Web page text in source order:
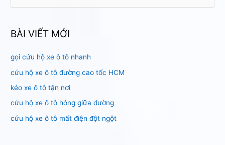
k
ế
m
:
BÀI VIẾT MỚI
gọi cứu hộ xe ô tô nhanh
cứu hộ xe ô tô đường cao tốc HCM
kéo xe ô tô tận nơi
cứu hộ xe ô tô hỏng giữa đường
cứu hộ xe ô tô mất điện đột ngột